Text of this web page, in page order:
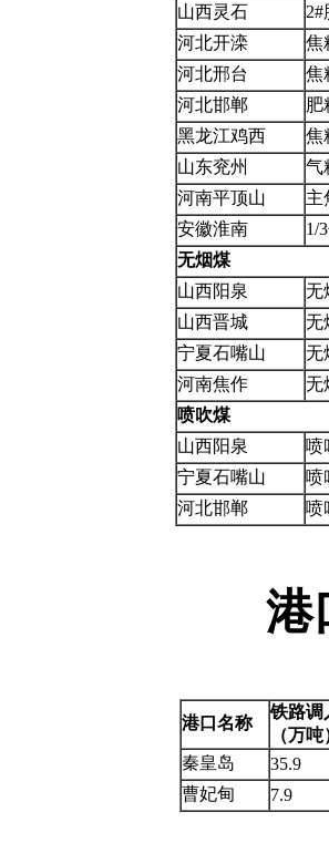
山西灵石
2#
河北开滦
焦
河北邢台
焦
河北邯郸
肥
黑龙江鸡西
焦
山东兖州
气
河南平顶山
主
安徽淮南
1/
无烟煤
山西阳泉
无
山西晋城
无
宁夏石嘴山
无
河南焦作
无
喷吹煤
山西阳泉
喷
宁夏石嘴山
喷
河北邯郸
喷
港
港口名称
铁路调
（万吨
秦皇岛
35.9
曹妃甸
7.9